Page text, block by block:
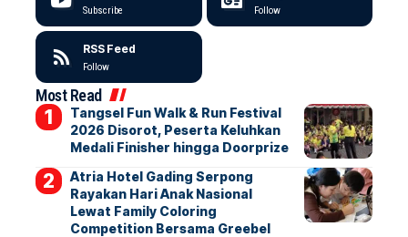
Subscribe Follow
RSS Feed
Follow
Most Read
Tangsel Fun Walk & Run Festival
2026 Disorot, Peserta Keluhkan
Medali Finisher hingga Doorprize
Atria Hotel Gading Serpong
Rayakan Hari Anak Nasional
Lewat Family Coloring
Competition Bersama Greebel